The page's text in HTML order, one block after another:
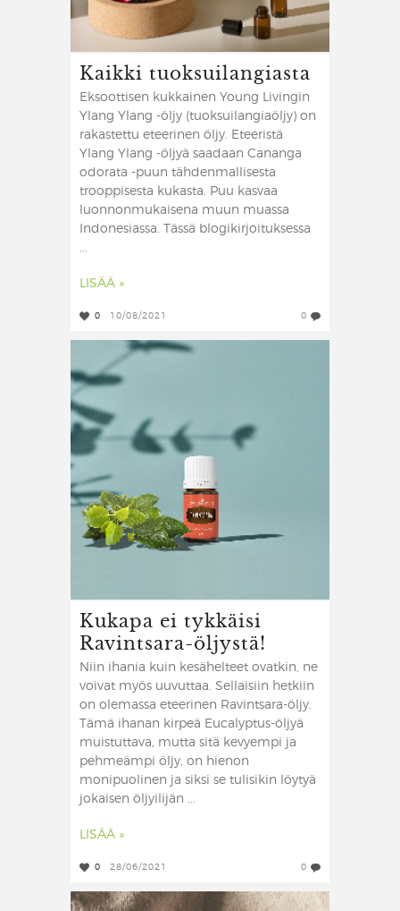
Kaikki tuoksuilangiasta
Eksoottisen kukkainen Young Livingin
Ylang Ylang -öljy (tuoksuilangiaöljy) on
rakastettu eteerinen öljy. Eteeristä
Ylang Ylang -öljyä saadaan Cananga
odorata -puun tähdenmallisesta
trooppisesta kukasta. Puu kasvaa
luonnonmukaisena muun muassa
Indonesiassa. Tässä blogikirjoituksessa
...
LISÄÄ »
0 10/08/2021 0
Kukapa ei tykkäisi
Ravintsara-öljystä!
Niin ihania kuin kesähelteet ovatkin, ne
voivat myös uuvuttaa. Sellaisiin hetkiin
on olemassa eteerinen Ravintsara-öljy.
Tämä ihanan kirpeä Eucalyptus-öljyä
muistuttava, mutta sitä kevyempi ja
pehmeämpi öljy, on hienon
monipuolinen ja siksi se tulisikin löytyä
jokaisen öljyilijän ...
LISÄÄ »
0 28/06/2021 0